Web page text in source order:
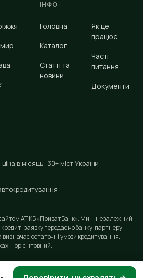
ІНФО
Головна
Каталог
Статті та
новини
Як це
працює
Часті
питання
Документи
в місяць · 30+ міст України
АТ КБ «ПриватБанк». Ми — незалежний
кредит: заявку передаємо банку-партнеру,
остаточні умови кредитування.
— орієнтовний.